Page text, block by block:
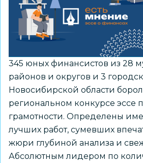
345 юных финансистов из 28
районов и округов и 3
Новосибирской области
региональном конкурсе эссе
грамотности. Определены
лучших работ, сумевших
жюри глубиной анализа и
Абсолютным лидером по